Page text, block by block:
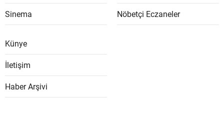
Sinema Nöbetçi Eczaneler
Künye
İletişim
Haber Arşivi